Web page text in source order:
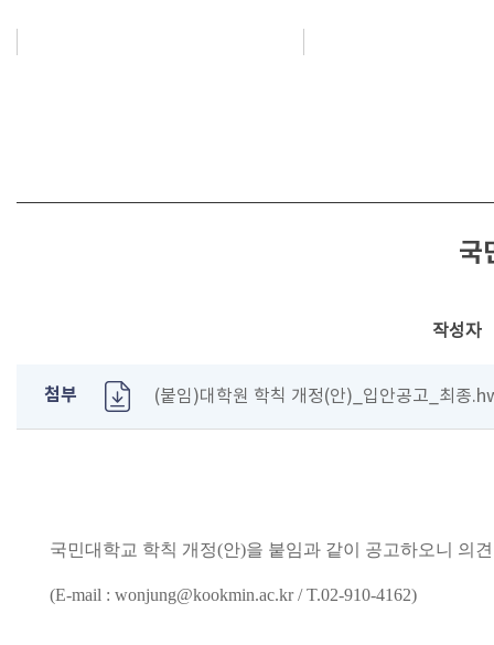
국
작성자
첨부 (붙임)대학원 학칙 개정(안)_입안공고_최종
국민대학교 학칙 개정(안)을 붙임과 같이 공고하오니 의
(E-mail : wonjung@kookmin.ac.kr / T.02-910-4162)